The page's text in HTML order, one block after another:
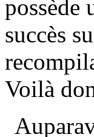
possède
succès
Voilà